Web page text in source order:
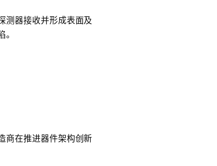
测器接收并形成表面及
商在推进器件架构创新